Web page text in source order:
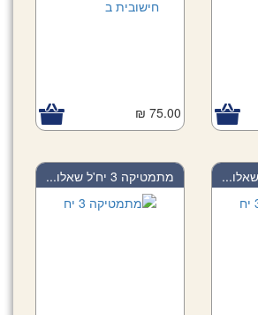
75.00 ₪
מתמטיקה 3 יח'ל שאלו...